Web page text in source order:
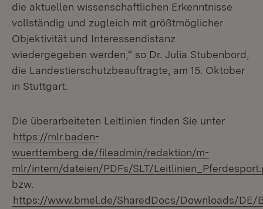
die aktuellen wissenschaftlichen Erkenntnisse
vollständig und zugleich mit größtmöglicher
Objektivität und Interessendistanz
wiedergegeben werden,“ so Dr. Julia Stubenbord,
die Landestierschutzbeauftragte, am 15. Oktober
in Stuttgart.
Die überarbeiteten Leitlinien finden Sie unter
https://mlr.baden-
wuerttemberg.de/fileadmin/redaktion/m-
mlr/intern/dateien/PDFs/SLT/
bzw.
https://www.bmel.de/SharedDocs/Downloads/DE/